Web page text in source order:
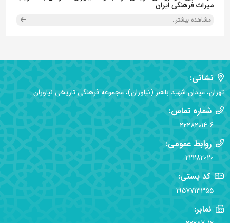
میراث فرهنگی ایران
مشاهده بیشتر..
نشانی:
تهران، میدان شهید باهنر (نیاوران)، مجموعه فرهنگی تاریخی نیاوران
شماره تماس:
22282014-6
روابط عمومی:
22282020
کد پستی:
1957713355
نمابر: